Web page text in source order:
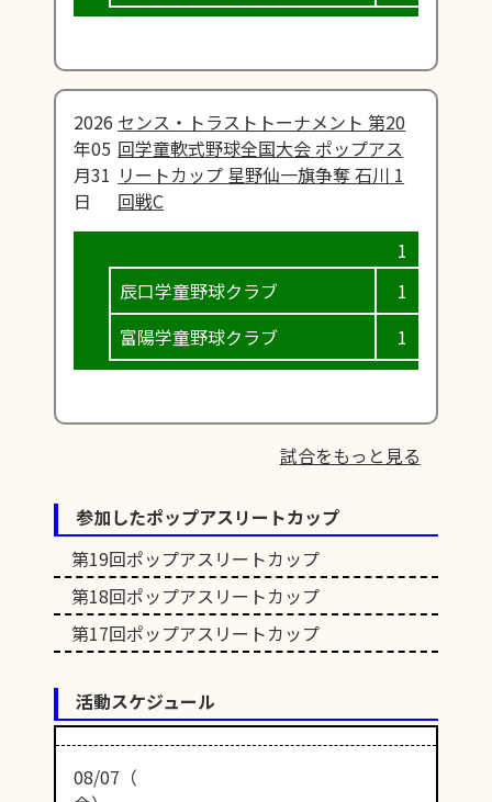
2026
年05
月31
日
センス・トラストトーナメント 第20
回学童軟式野球全国大会 ポップアス
リートカップ 星野仙一旗争奪 石川 1
回戦C
辰口学童野球クラブ
富陽学童野球クラブ
1
1
試合をもっと見る
参加したポップアスリートカップ
第19回ポップアスリートカップ
第18回ポップアスリートカップ
第17回ポップアスリートカップ
活動スケジュール
08/07（